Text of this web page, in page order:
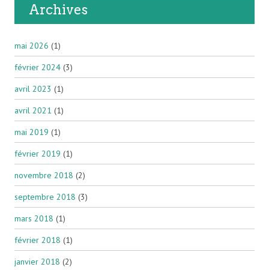
Archives
mai 2026 (1)
février 2024 (3)
avril 2023 (1)
avril 2021 (1)
mai 2019 (1)
février 2019 (1)
novembre 2018 (2)
septembre 2018 (3)
mars 2018 (1)
février 2018 (1)
janvier 2018 (2)